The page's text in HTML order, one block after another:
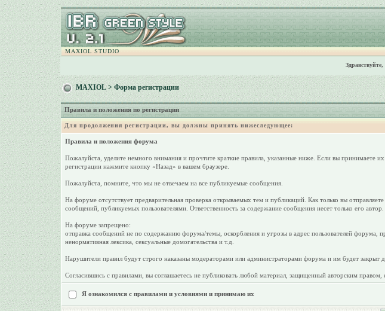
MAXIOL STUDIO
Здравствуйте,
MAXIOL> Форма регистрации
Правила и положения по регистрации
Для продолжения регистрации, вы должны принять нижеследующее:
Правила и положения форума
Пожалуйста, уделите немного внимания и прочтите краткие правила, указанные ниже. Если вы принимаете
регистрации нажмите кнопку «Назад» в вашем браузере.
Пожалуйста, помните, что мы не отвечаем на все публикуемые сообщения.
На форуме отсутствует предварительная проверка открываемых тем и публикаций. Как только вы
сообщений, публикуемых пользователями. Ответственность за содержание сообщения несет только его автор.
На форуме запрещено:
отправка сообщений не по содержанию форума/темы, оскорбления и угрозы в адрес пользователей форума,
ненормативная лексика, сексуальные домогательства и т.д.
Нарушители правил будут строго наказаны модераторами или администраторами форума и им будет закрыт
Согласившись с правилами, вы соглашаетесь не публиковать любой материал, защищенный авторским правом,
Я ознакомился с правилами и условиями и принимаю их